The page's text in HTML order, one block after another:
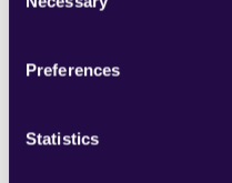
Selection
Preferences
Statistics
Kombinieren Sie
zusammenzustellen,